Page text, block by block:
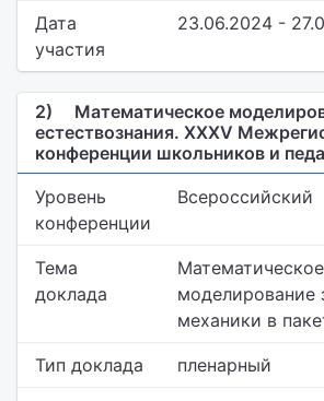
Дата
участия
23.06.2024 -
2)
Математическое
естествознания. XXXV
конференции школьников и
Уровень
конференции
Всероссийский
Тема
доклада
Математическое
моделирование
механики в
Тип доклада пленарный